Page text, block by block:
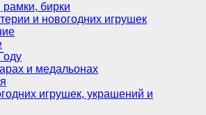
рамки, бирки
и новогодних игрушек
и медальонах
игрушек, украшений и